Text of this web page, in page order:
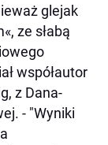
glejak
ze słabą
współautor
z Dana-
- "Wyniki